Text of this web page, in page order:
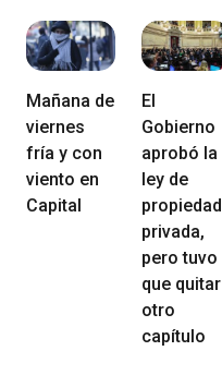
Mañana de
viernes
fría y con
viento en
Capital
El
Gobierno
aprobó la
ley de
propiedad
privada,
pero tuvo
que quitar
otro
capítulo